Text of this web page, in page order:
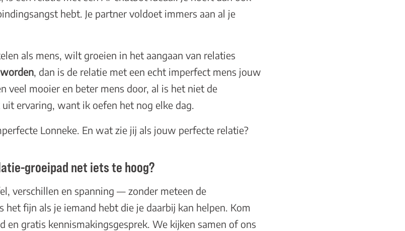
hebt. Je partner voldoet immers aan al je
als mens, wilt groeien in het aangaan van relaties
, dan is de relatie met een echt imperfect mens jouw
veel mooier en beter mens door, al is het niet de
ervaring, want ik oefen het nog elke dag.
Lonneke. En wat zie jij als jouw perfecte relatie?
groeipad net iets te hoog?
verschillen en spanning — zonder meteen de
het fijn als je iemand hebt die je daarbij kan helpen. Kom
en gratis kennismakingsgesprek. We kijken samen of ons